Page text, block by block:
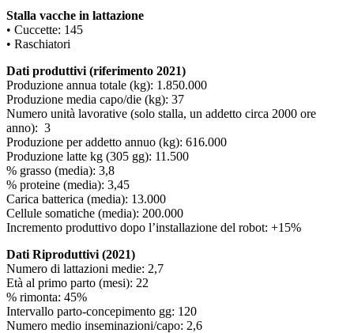
Stalla vacche in lattazione
• Cuccette: 145
• Raschiatori
Dati produttivi (riferimento 2021)
Produzione annua totale (kg): 1.850.000
Produzione media capo/die (kg): 37
Numero unità lavorative (solo stalla, un addetto circa 2000 ore
anno): 3
Produzione per addetto annuo (kg): 616.000
Produzione latte kg (305 gg): 11.500
% grasso (media): 3,8
% proteine (media): 3,45
Carica batterica (media): 13.000
Cellule somatiche (media): 200.000
Incremento produttivo dopo l’installazione del robot: +15%
Dati Riproduttivi (2021)
Numero di lattazioni medie: 2,7
Età al primo parto (mesi): 22
% rimonta: 45%
Intervallo parto-concepimento gg: 120
Numero medio inseminazioni/capo: 2,6